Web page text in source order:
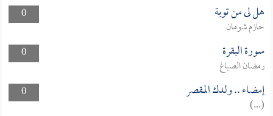
0 هل لى من توبة
حازم شومان
0
سورة البقرة
رمضان الصباغ
0
إمضاء .. ولدك المقصر
(...)